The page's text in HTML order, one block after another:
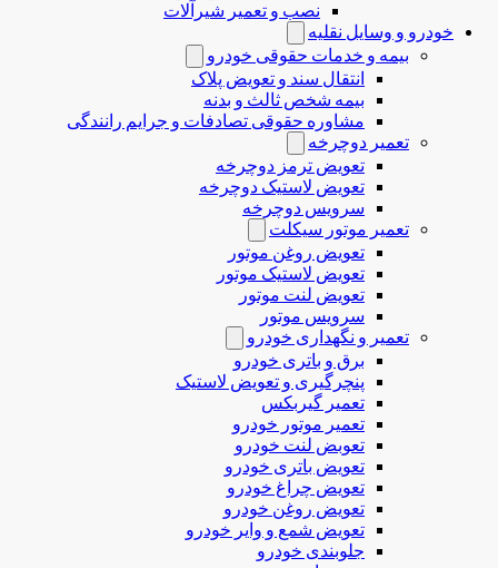
نصب و تعمیر شیرآلات
خودرو و وسایل نقلیه
بیمه و خدمات حقوقی خودرو
انتقال سند و تعویض پلاک
بیمه شخص ثالث و بدنه
مشاوره حقوقی تصادفات و جرایم رانندگی
تعمیر دوچرخه
تعویض ترمز دوچرخه
تعویض لاستیک دوچرخه
سرویس دوچرخه
تعمیر موتور سیکلت
تعویض روغن موتور
تعویض لاستیک موتور
تعویض لنت موتور
سرویس موتور
تعمیر و نگهداری خودرو
برق و باتری خودرو
پنچرگیری و تعویض لاستیک
تعمیر گیربکس
تعمیر موتور خودرو
تعوبض لنت خودرو
تعویض باتری خودرو
تعویض چراغ خودرو
تعویض روغن خودرو
تعویض شمع و وایر خودرو
جلوبندی خودرو